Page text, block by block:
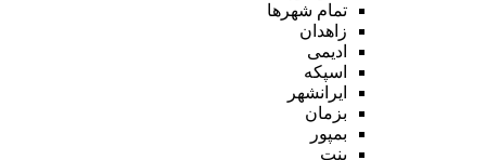
تمام شهر‌ها
زاهدان
ادیمی
اسپکه
ایرانشهر
بزمان
بمپور
بنت